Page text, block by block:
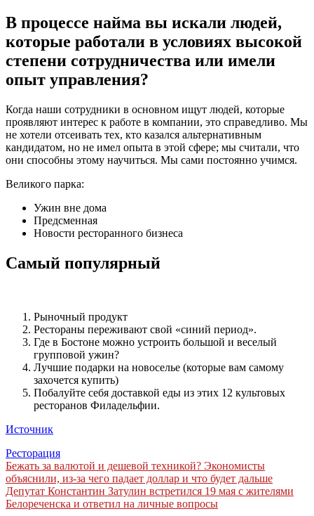
В процессе найма вы искали людей,
которые работали в условиях высокой
степени сотрудничества или имели
опыт управления?
Когда наши сотрудники в основном ищут людей, которые
проявляют интерес к работе в компании, это справедливо. Мы
не хотели отсеивать тех, кто казался альтернативным
кандидатом, но не имел опыта в этой сфере; мы считали, что
они способны этому научиться. Мы сами постоянно учимся.
Великого парка:
Ужин вне дома
Предсменная
Новости ресторанного бизнеса
Самый популярный
Рыночный продукт
Рестораны переживают свой «синий период».
Где в Бостоне можно устроить большой и веселый
групповой ужин?
Лучшие подарки на новоселье (которые вам самому
захочется купить)
Побалуйте себя доставкой еды из этих 12 культовых
ресторанов Филадельфии.
Источник
Ресторация
Навигация
по
записям
Бежать за валютой и дешевой техникой? Экономисты
объяснили, из-за чего падает доллар и что будет дальше
Депутат Константин Затулин встретился 19 мая с жителями
Белореченска и ответил на личные вопросы